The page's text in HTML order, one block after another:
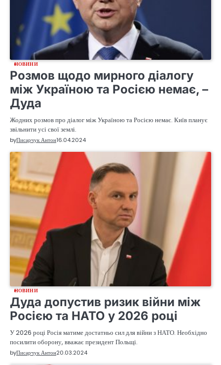
НОВИНИ
Розмов щодо мирного діалогу
між Україною та Росією немає, –
Дуда
Жодних розмов про діалог між Україною та Росією немає. Київ планує
звільнити усі свої землі.
byПисарчук Антон16.04.2024
НОВИНИ
Дуда допустив ризик війни між
Росією та НАТО у 2026 році
У 2026 році Росія матиме достатньо сил для війни з НАТО. Необхідно
посилити оборону, вважає президент Польщі.
byПисарчук Антон20.03.2024